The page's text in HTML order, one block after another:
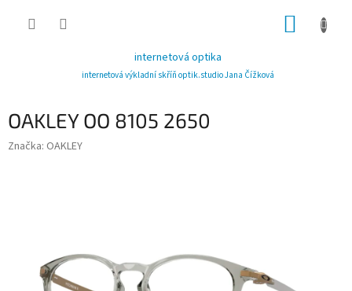
internetová optika
internetová výkladní skříň optik.studio Jana Čížková
OAKLEY OO 8105 2650
Značka: OAKLEY